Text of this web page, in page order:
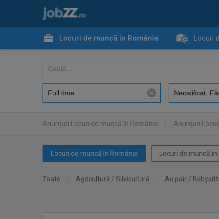
Locuri de muncă în România Locuri
Anunţuri Locuri de muncă în România / Anunţuri
Locuri de muncă în România Locuri de muncă
Toate Agricultură / Silvicultură Au pair /